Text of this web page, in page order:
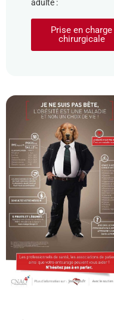
adulte :
Prise en charge
chirurgicale